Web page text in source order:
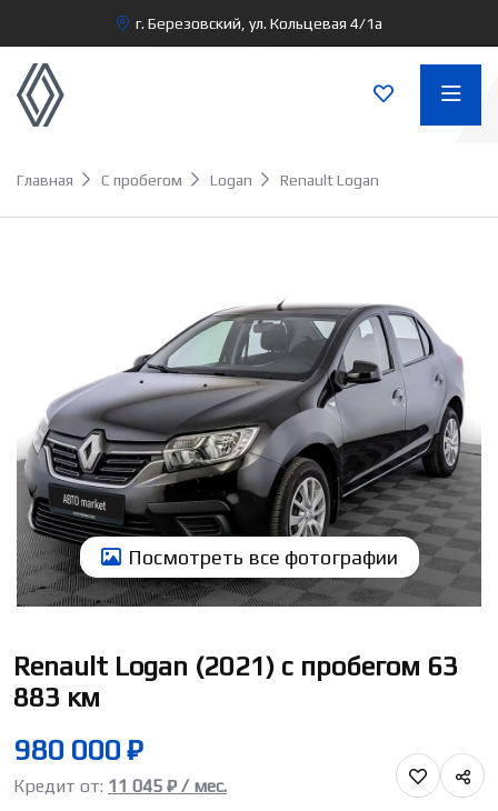
г. Березовский, ул. Кольцевая 4/1а
Главная С пробегом Logan Renault Logan
Посмотреть всe фотографии
Renault Logan (2021) с пробегом 63
883 км
980 000 ₽
Кредит от: 11 045 ₽ / мес.